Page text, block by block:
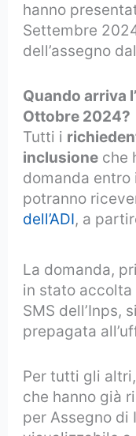
hanno
Settembre
dell’assegno
Quando arriva
Ottobre 2024?
Tutti i
inclusione che
domanda
potranno
dell’ADI, a
La domanda,
in stato accolta
SMS dell’Inps,
prepagata
Per tutti gli
che hanno già
per Assegno di